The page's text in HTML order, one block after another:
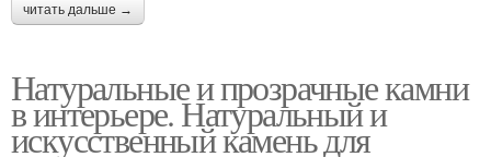
читать дальше →
Натуральные и прозрачные камни
в интерьере. Натуральный и
искусственный камень для